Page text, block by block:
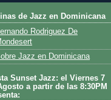
de Jazz en Dominicana
Rodriguez De
Jazz en Dominicana
Sunset Jazz: el Viernes 7
a partir de las 8:30PM